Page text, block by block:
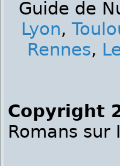
Guide de
Lyon,
Rennes,
Copyright
Romans sur